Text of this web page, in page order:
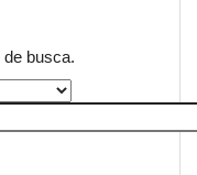
de busca.